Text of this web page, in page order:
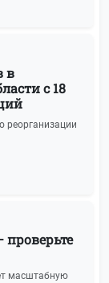
в
с 18
реорганизации
проверьте
масштабную